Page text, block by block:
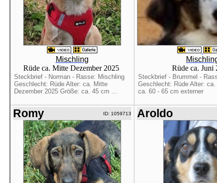
Mischling
Rüde ca. Mitte Dezember 2025
Steckbrief - Norman - Rasse: Mischling
Geschlecht: Rüde Alter: ca. Mitte
Dezember 2025 Größe: ca. 45 cm ...
Rüde ca. Juni
Steckbrief - Brummel -
Geschlecht: Rüde Alter:
ca. 60 - 65 cm externer
Romy ID: 1059713 Aroldo